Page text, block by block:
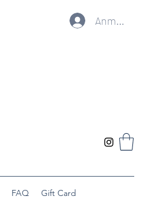
Anmelden
FAQ Gift Card